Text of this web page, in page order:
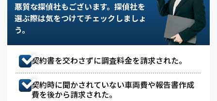
悪質な探偵社もございます。 探偵社を
選ぶ際は気をつけてチェックしましょ
う。
契約書を交わさずに調査料金を請求された。
契約時に聞かされていない車両費や報告書作成
費を後から請求された。